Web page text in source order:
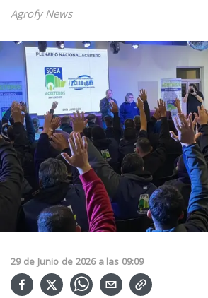
Agrofy News
29 de Junio de 2026 a las 09:09